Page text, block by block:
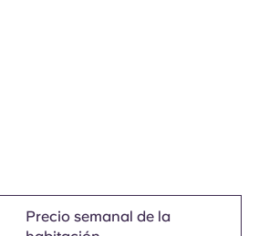
Precio semanal de la